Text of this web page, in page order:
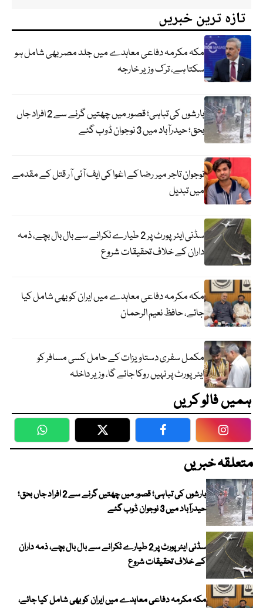
تازہ ترین خبریں
مکہ مکرمہ دفاعی معاہدے میں جلد مصر بھی شامل ہو
سکتا ہے، ترک وزیر خارجہ
بارشوں کی تباہی؛ قصور میں چھتیں گرنے سے 2 افراد جاں
بحق؛ حیدرآباد میں 3 نوجوان ڈوب گئے
نوجوان تاجر میر رضا کے اغوا کی ایف آئی آر قتل کے مقدمے
میں تبدیل
سڈنی ایئرپورٹ پر 2 طیارے ٹکرانے سے بال بال بچے، ذمہ
داران کے خلاف تحقیقات شروع
مکہ مکرمہ دفاعی معاہدے میں ایران کو بھی شامل کیا
جائے، حافظ نعیم الرحمان
مکمل سفری دستاویزات کے حامل کسی مسافر کو
ایئرپورٹ پر نہیں روکا جائے گا، وزیر داخلہ
ہمیں فالو کریں
WhatsApp Twitter Facebook
متعلقہ خبریں
بارشوں کی تباہی؛ قصور میں چھتیں گرنے سے 2 افراد جاں بحق؛
حیدرآباد میں 3 نوجوان ڈوب گئے
سڈنی ایئرپورٹ پر 2 طیارے ٹکرانے سے بال بال بچے، ذمہ داران
کے خلاف تحقیقات شروع
مکہ مکرمہ دفاعی معاہدے میں ایران کو بھی شامل کیا جائے،